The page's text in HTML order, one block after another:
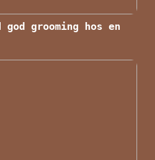
god grooming hos en